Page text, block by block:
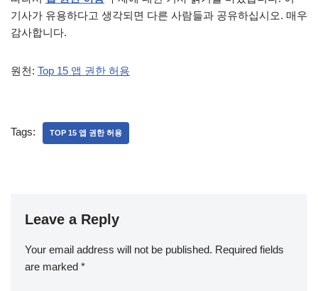
기사가 유용하다고 생각되면 다른 사람들과 공유하십시오. 매우
감사합니다.
원천: Top 15 앱 권한 허용
Tags: TOP 15 앱 권한 허용
Leave a Reply
Your email address will not be published. Required fields
are marked *